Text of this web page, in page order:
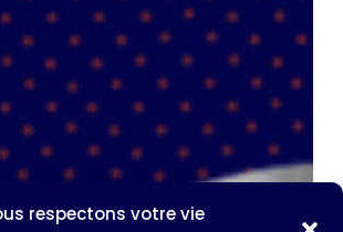
respectons votre vie